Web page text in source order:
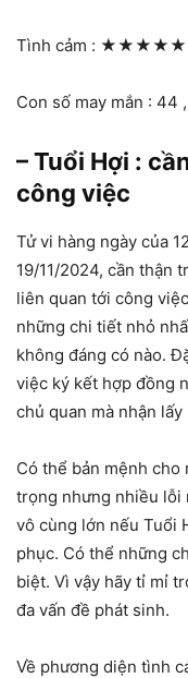
Tình cảm :
Con số may mắn : 44
– Tuổi Hợi :
công việc
Tử vi hàng ngày của
19/11/2024, cần thận
liên quan tới công
những chi tiết nhỏ
không đáng có nào.
việc ký kết hợp đồng
chủ quan mà nhận
Có thể bản mệnh
trọng nhưng nhiều lỗi
vô cùng lớn nếu Tuổi
phục. Có thể những
biệt. Vì vậy hãy tỉ mỉ
đa vấn đề phát sinh.
Về phương diện tình